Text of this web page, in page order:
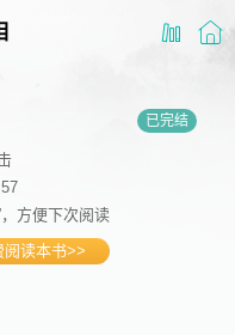
已完结
方便下次阅读
读本书>>